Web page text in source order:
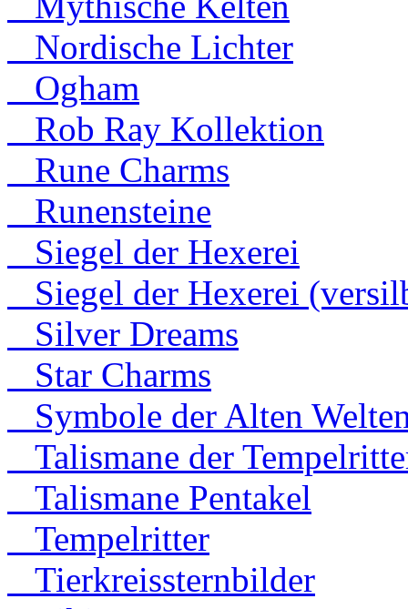
Nordische Lichter
Ogham
Rob Ray Kollektion
Rune Charms
Runensteine
Siegel der Hexerei
Siegel der Hexerei
Silver Dreams
Star Charms
Symbole der Alten
Talismane der
Talismane Pentakel
Tempelritter
Tierkreissternbilder